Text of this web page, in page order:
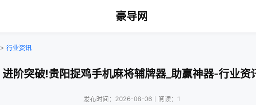
豪导网
> 行业资讯
进阶突破!贵阳捉鸡手机麻将辅牌器_助赢神器-行业资
发布时间：2026-08-06｜阅读：1